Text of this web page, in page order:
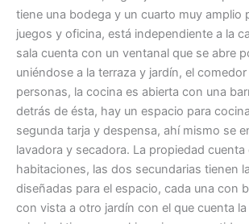
tiene una bodega y un cuarto muy amplio
juegos y oficina, está independiente a la
sala cuenta con un ventanal que se abre
uniéndose a la terraza y jardín, el
personas, la cocina es abierta con una
detrás de ésta, hay un espacio para
segunda tarja y despensa, ahí mismo se
lavadora y secadora. La propiedad cuenta
habitaciones, las dos secundarias tienen
diseñadas para el espacio, cada una con
con vista a otro jardín con el que cuenta la